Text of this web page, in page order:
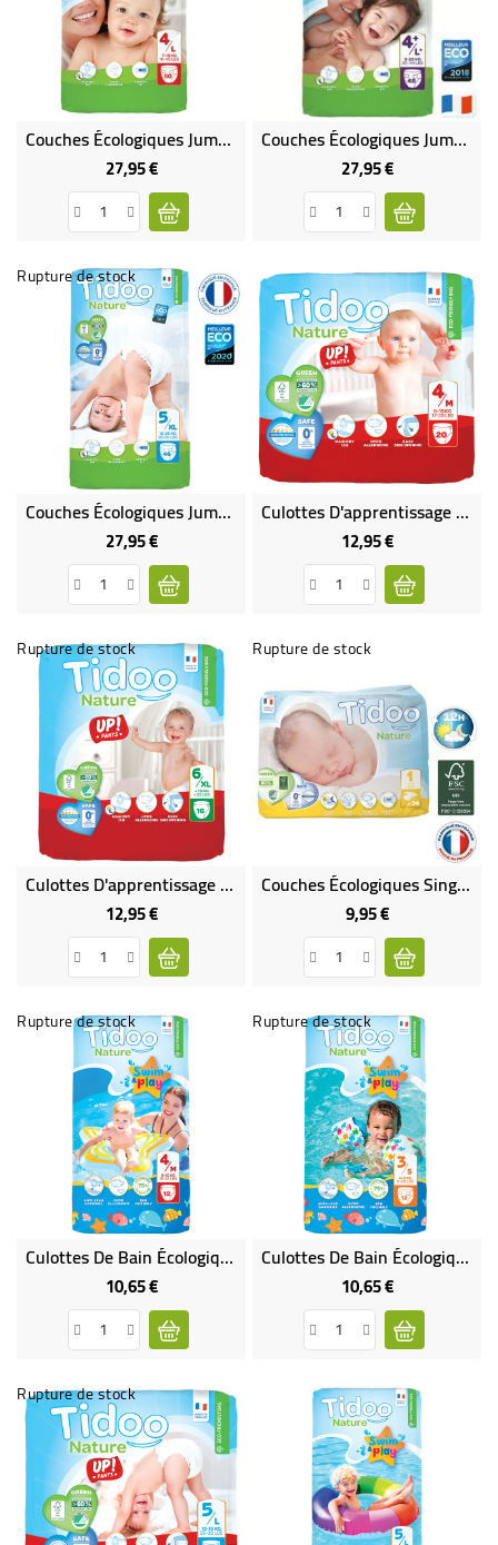
Couches Écologiques Jumbo Pack (x50) - T4/L (7 À 18 Kg)
27,95 €Prix
Couches Écologiques Jumbo Pack (x50) - T4/L+ (9 À 20 Kg)
27,95 €Prix
Rupture de stock
Couches Écologiques Jumbo Pack (x46) - T5/XL (12 À 25 Kg)
27,95 €Prix
Culottes D'apprentissage Écologiques T4/M (8-15 Kg) X20
12,95 €Prix
Rupture de stock
Culottes D'apprentissage Écologiques T6/XL (+16 Kg) X16
12,95 €Prix
Rupture de stock
Couches Écologiques Single Pack (x26) - T1/XS (2 À 5 Kg)
9,95 €Prix
Rupture de stock
Culottes De Bain Écologiques T4/M (8-15 Kg)
10,65 €Prix
Rupture de stock
Culottes De Bain Écologiques T3/S (4-9 Kg)
10,65 €Prix
Rupture de stock